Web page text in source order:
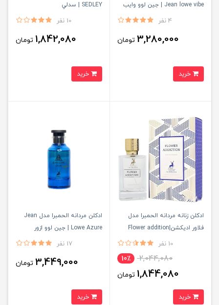
Jean lowe vibe | جین لوو وایب
4 نفر
3,280,000 تومان
SEDLEY | سدلي
10 نفر
1,842,080 تومان
ادكلن زنانه مردانه الحمبرا مدل
فلاور اديكشن|Flower addition
10 نفر
2,044,080 10٪
1,844,080 تومان
ادكلن مردانه الحمبرا مدل Jean
Lowe Azure | جين لوو ازور
17 نفر
3,449,000 تومان